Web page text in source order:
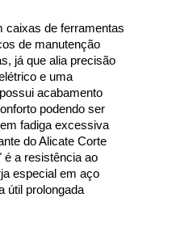
caixas de ferramentas
de manutenção
já que alia precisão
e uma
acabamento
podendo ser
fadiga excessiva
do Alicate Corte
é a resistência ao
especial em aço
útil prolongada